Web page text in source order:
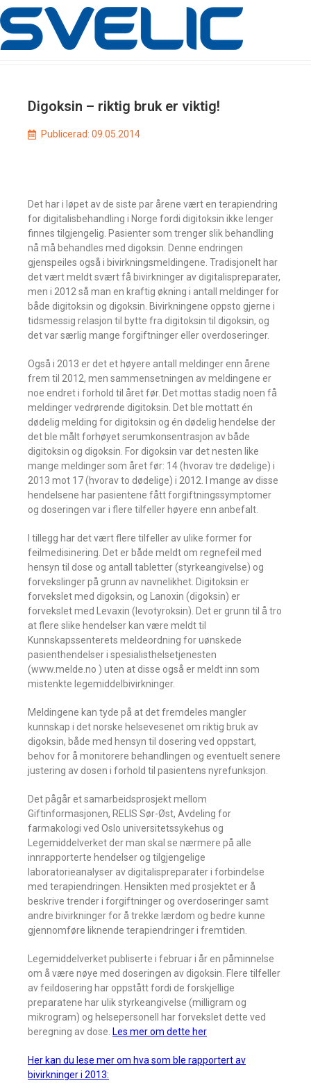
Digoksin – riktig bruk er viktig!
Publicerad: 09.05.2014
Det har i løpet av de siste par årene vært en terapiendring
for digitalisbehandling i Norge fordi digitoksin ikke lenger
finnes tilgjengelig. Pasienter som trenger slik behandling
nå må behandles med digoksin. Denne endringen
gjenspeiles også i bivirkningsmeldingene. Tradisjonelt har
det vært meldt svært få bivirkninger av digitalispreparater,
men i 2012 så man en kraftig økning i antall meldinger for
både digitoksin og digoksin. Bivirkningene oppsto gjerne i
tidsmessig relasjon til bytte fra digitoksin til digoksin, og
det var særlig mange forgiftninger eller overdoseringer.
Også i 2013 er det et høyere antall meldinger enn årene
frem til 2012, men sammensetningen av meldingene er
noe endret i forhold til året før. Det mottas stadig noen få
meldinger vedrørende digitoksin. Det ble mottatt én
dødelig melding for digitoksin og én dødelig hendelse der
det ble målt forhøyet serumkonsentrasjon av både
digitoksin og digoksin. For digoksin var det nesten like
mange meldinger som året før: 14 (hvorav tre dødelige) i
2013 mot 17 (hvorav to dødelige) i 2012. I mange av disse
hendelsene har pasientene fått forgiftningssymptomer
og doseringen var i flere tilfeller høyere enn anbefalt.
I tillegg har det vært flere tilfeller av ulike former for
feilmedisinering. Det er både meldt om regnefeil med
hensyn til dose og antall tabletter (styrkeangivelse) og
forvekslinger på grunn av navnelikhet. Digitoksin er
forvekslet med digoksin, og Lanoxin (digoksin) er
forvekslet med Levaxin (levotyroksin). Det er grunn til å tro
at flere slike hendelser kan være meldt til
Kunnskapssenterets meldeordning for uønskede
pasienthendelser i spesialisthelsetjenesten
(www.melde.no ) uten at disse også er meldt inn som
mistenkte legemiddelbivirkninger.
Meldingene kan tyde på at det fremdeles mangler
kunnskap i det norske helsevesenet om riktig bruk av
digoksin, både med hensyn til dosering ved oppstart,
behov for å monitorere behandlingen og eventuelt senere
justering av dosen i forhold til pasientens nyrefunksjon.
Det pågår et samarbeidsprosjekt mellom
Giftinformasjonen, RELIS Sør-Øst, Avdeling for
farmakologi ved Oslo universitetssykehus og
Legemiddelverket der man skal se nærmere på alle
innrapporterte hendelser og tilgjengelige
laboratorieanalyser av digitalispreparater i forbindelse
med terapiendringen. Hensikten med prosjektet er å
beskrive trender i forgiftninger og overdoseringer samt
andre bivirkninger for å trekke lærdom og bedre kunne
gjennomføre liknende terapiendringer i fremtiden.
Legemiddelverket publiserte i februar i år en påminnelse
om å være nøye med doseringen av digoksin. Flere tilfeller
av feildosering har oppstått fordi de forskjellige
preparatene har ulik styrkeangivelse (milligram og
mikrogram) og helsepersonell har forvekslet dette ved
beregning av dose. Les mer om dette her
Her kan du lese mer om hva som ble rapportert av
bivirkninger i 2013: